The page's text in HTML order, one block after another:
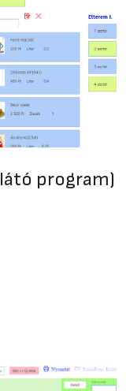
program)